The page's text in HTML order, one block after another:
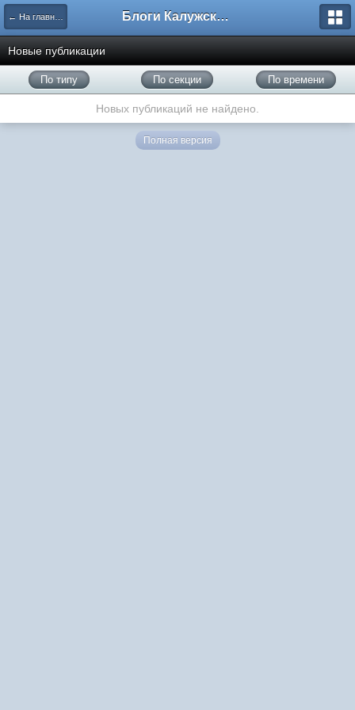
← На главную Блоги Калужского перекрестка
Новые публикации
По типу По секции По времени
Новых публикаций не найдено.
Полная версия